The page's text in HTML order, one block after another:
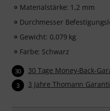
Materialstärke: 1,2 mm
Durchmesser
Gewicht: 0,079 kg
Farbe: Schwarz
30 30 Tage Money-Back-
3 3 Jahre Thomann